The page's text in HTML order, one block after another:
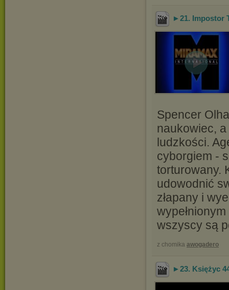
►21. Impostor
Spencer
naukowiec,
ludzkości.
cyborgiem -
torturowany.
udowodnić
złapany i
wszyscy są
z chomika awogadero
►23. Księżyc